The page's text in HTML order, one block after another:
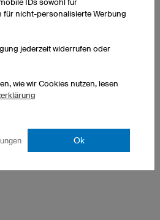
pro Stück
pro Stück
IDs sowohl für
für nicht-personalisierte Werbung
jederzeit widerrufen oder
wie wir Cookies nutzen, lesen
Ok